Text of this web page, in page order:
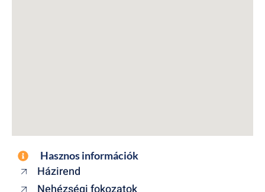
Hasznos információk
Házirend